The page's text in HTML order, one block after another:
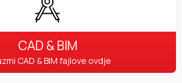
CAD & BIM
CAD & BIM fajlove ovdje